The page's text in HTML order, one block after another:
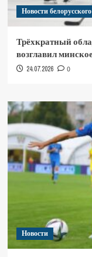
Новости
Трёхкратный
возглавил
24.07.2026 0
Новости